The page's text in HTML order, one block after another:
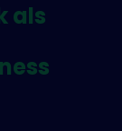
als